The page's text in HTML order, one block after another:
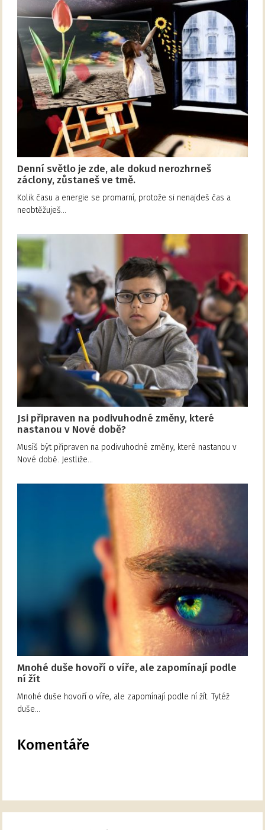
Denní světlo je zde, ale dokud nerozhrneš
záclony, zůstaneš ve tmě.
Kolik času a energie se promarní, protože si nenajdeš čas a
neobtěžuješ…
Jsi připraven na podivuhodné změny, které
nastanou v Nové době?
Musíš být připraven na podivuhodné změny, které nastanou v
Nové době. Jestliže…
Mnohé duše hovoří o víře, ale zapomínají podle
ní žít
Mnohé duše hovoří o víře, ale zapomínají podle ní žít. Tytéž
duše…
Komentáře